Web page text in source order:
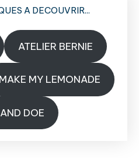
A DECOUVRIR...
ATELIER BERNIE
MAKE MY LEMONADE
DOE